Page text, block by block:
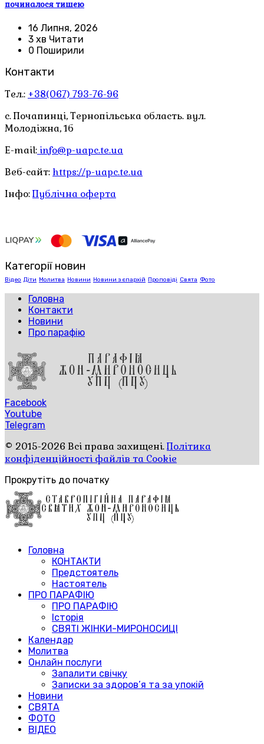
починалося тишею
16 Липня, 2026
3 хв Читати
0 Поширили
Контакти
Тел.: +38(067) 793-76-96
с. Почапинці, Тернопільська область. вул.
Молодіжна, 1б
E-mail: info@p-uapc.te.ua
Веб-сайт: https://p-uapc.te.ua
Інфо:Публічна оферта
Категорії новин
Відео Діти Молитва Новини Новини з єпархій Проповіді Свята Фото
Головна
Контакти
Новини
Про парафію
Facebook
Youtube
Telegram
© 2015-2026 Всі права захищені.Політика
конфіденційності файлів та Cookie
Прокрутіть до початку
Головна
КОНТАКТИ
Предстоятель
Настоятель
ПРО ПАРАФІЮ
ПРО ПАРАФІЮ
Історія
СВЯТІ ЖІНКИ-МИРОНОСИЦІ
Календар
Молитва
Онлайн послуги
Запалити свічку
Записки за здоров’я та за упокій
Новини
СВЯТА
ФОТО
ВІДЕО